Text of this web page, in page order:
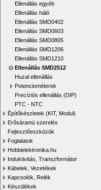
Ellenállás egyéb
Ellenállás háló
Ellenállás SMD0402
Ellenállás SMD0603
Ellenállás SMD0805
Ellenállás SMD1206
Ellenállás SMD1210
Ellenállás SMD2512
Huzal ellenállás
Potenciométerek
Precíziós ellenállás (DIP)
PTC - NTC
Építőkészletek (KIT, Modul)
Erősáramú szerelés
Fejlesztőeszközök
Foglalatok
Hobbielektronika.hu
Induktivitás, Transzformátor
Kábelek, Vezetékek
Kapcsolók, Relék
Készülékek